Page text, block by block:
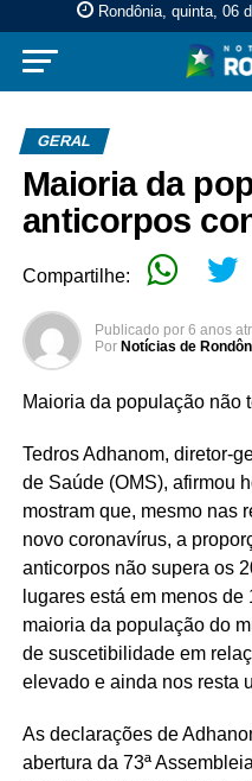
Rondônia, quinta, 06
GERAL
Maioria da
anticorpos
Compartilhe:
Publicado por 6 anos
Por Notícias de
Maioria da população não
Tedros Adhanom, diretor-
de Saúde (OMS), afirmou
mostram que, mesmo nas
novo coronavírus, a
anticorpos não supera os
lugares está em menos de
maioria da população do
de suscetibilidade em
elevado e ainda nos resta
As declarações de
abertura da 73ª